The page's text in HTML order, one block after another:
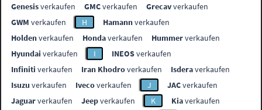
Genesisverkaufen GMCverkaufen Grecavverkaufen
GWM verkaufen H Hamannverkaufen
Holdenverkaufen Hondaverkaufen Hummerverkaufen
Hyundai verkaufen I INEOSverkaufen
Infiniti verkaufen Iran Khodroverkaufen Isderaverkaufen
Isuzu verkaufen Ivecoverkaufen J JACverkaufen
Jaguarverkaufen Jeepverkaufen K Kiaverkaufen